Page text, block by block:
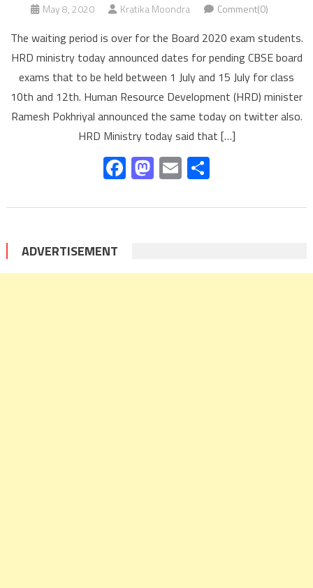
May 8, 2020 Kratika Moondra Comment(0)
The waiting period is over for the Board 2020 exam students.
HRD ministry today announced dates for pending CBSE board
exams that to be held between 1 July and 15 July for class
10th and 12th. Human Resource Development (HRD) minister
Ramesh Pokhriyal announced the same today on twitter also.
HRD Ministry today said that […]
Facebook
Mastodon
Email
ADVERTISEMENT